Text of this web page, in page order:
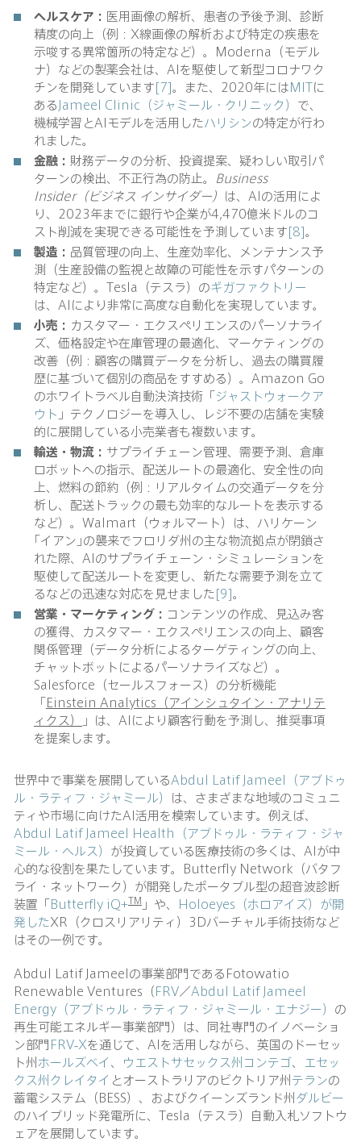
ヘルスケア： 医用画像の解析、患者の予後予測、診断
精度の向上（例：X線画像の解析および特定の疾患を
示唆する異常箇所の特定など）。Moderna（モデル
ナ）などの製薬会社は、AIを駆使して新型コロナワク
チンを開発しています[7]。また、2020年にはMITに
あるJameel Clinic（ジャミール・クリニック） で、
機械学習とAIモデルを活用したハリシンの特定が行わ
れました。
金融： 財務データの分析、投資提案、疑わしい取引パ
ターンの検出、不正行為の防止。 Business
Insider（ビジネス インサイダー） は、AIの活用によ
り、2023年までに銀行や企業が4,470億米ドルのコ
スト削減を実現できる可能性を予測しています[8]。
製造： 品質管理の向上、生産効率化、メンテナンス予
測（生産設備の監視と故障の可能性を示すパターンの
特定など）。Tesla（テスラ）のギガファクトリー
は、AIにより非常に高度な自動化を実現しています。
小売： カスタマー・エクスペリエンスのパーソナライ
ズ、価格設定や在庫管理の最適化、マーケティングの
改善（例：顧客の購買データを分析し、過去の購買履
歴に基づいて個別の商品をすすめる）。Amazon Go
のホワイトラベル自動決済技術「ジャストウォークア
ウト 」テクノロジーを導入し、レジ不要の店舗を実験
的に展開している小売業者も複数います。
輸送・物流： サプライチェーン管理、需要予測、倉庫
ロボットへの指示、配送ルートの最適化、安全性の向
上、燃料の節約（例：リアルタイムの交通データを分
析し、配送トラックの最も効率的なルートを表示する
など）。Walmart（ウォルマート）は、ハリケーン
｢イアン｣の襲来でフロリダ州の主な物流拠点が閉鎖さ
れた際、AIのサプライチェーン・シミュレーションを
駆使して配送ルートを変更し、新たな需要予測を立て
るなどの迅速な対応を見せました[9]。
営業・マーケティング： コンテンツの作成、見込み客
の獲得、カスタマー・エクスペリエンスの向上、顧客
関係管理（データ分析によるターゲティングの向上、
チャットボットによるパーソナライズなど）。
Salesforce（セールスフォース）の分析機能
「Einstein Analytics（アインシュタイン・アナリテ
ィクス）
」は、AIにより顧客行動を予測し、推奨事項
を提案します。
世界中で事業を展開しているAbdul Latif Jameel（アブドゥ
ル・ラティフ・ジャミール） は、さまざまな地域のコミュニ
ティや市場に向けたAI活用を模索しています。例えば、
Abdul Latif Jameel Health（アブドゥル・ラティフ・ジャ
ミール・ヘルス） が投資している医療技術の多くは、AIが中
心的な役割を果たしています。Butterfly Network（バタフ
ライ・ネットワーク）が開発したポータブル型の超音波診断
装置「Butterfly iQ+TM 」や、 Holoeyes（ホロアイズ）が開
発したXR（クロスリアリティ）3Dバーチャル手術技術など
はその一例です。
Abdul Latif Jameelの事業部門であるFotowatio
Renewable Ventures（FRV／Abdul Latif Jameel
Energy（アブドゥル・ラティフ・ジャミール・エナジー） の
再生可能エネルギー事業部門）は、同社専門のイノベーショ
ン部門FRV-Xを通じて、AIを活用しながら、英国のドーセッ
ト州ホールズベイ、 ウエストサセックス州コンテゴ、
エセッ
クス州クレイタイ とオーストラリアのビクトリア州テランの
蓄電システム（BESS）、およびクイーンズランド州ダルビー
のハイブリッド発電所に、Tesla（テスラ）自動入札ソフトウ
ェアを展開しています。